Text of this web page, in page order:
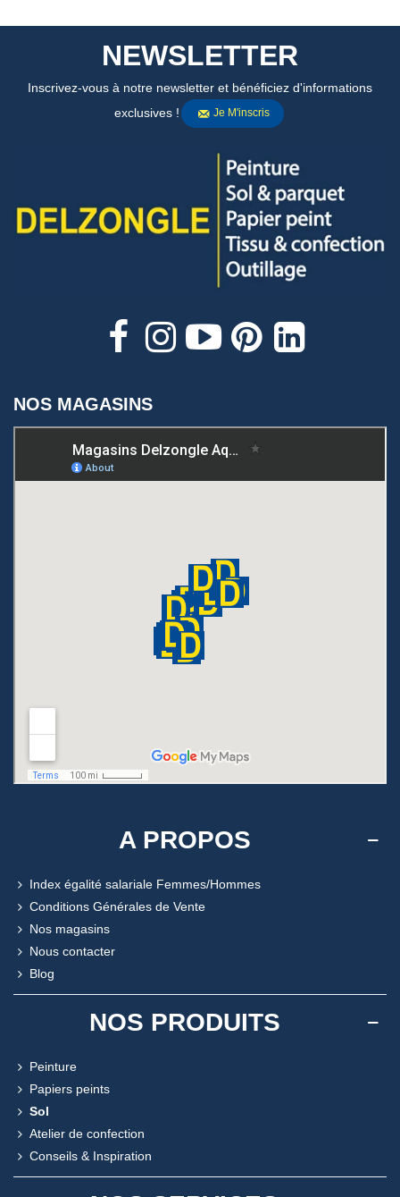
NEWSLETTER
Inscrivez-vous à notre newsletter et bénéficiez d'informations
exclusives !
Je M'inscris
NOS MAGASINS
A PROPOS
Index égalité salariale Femmes/Hommes
Conditions Générales de Vente
Nos magasins
Nous contacter
Blog
NOS PRODUITS
Peinture
Papiers peints
Sol
Atelier de confection
Conseils & Inspiration